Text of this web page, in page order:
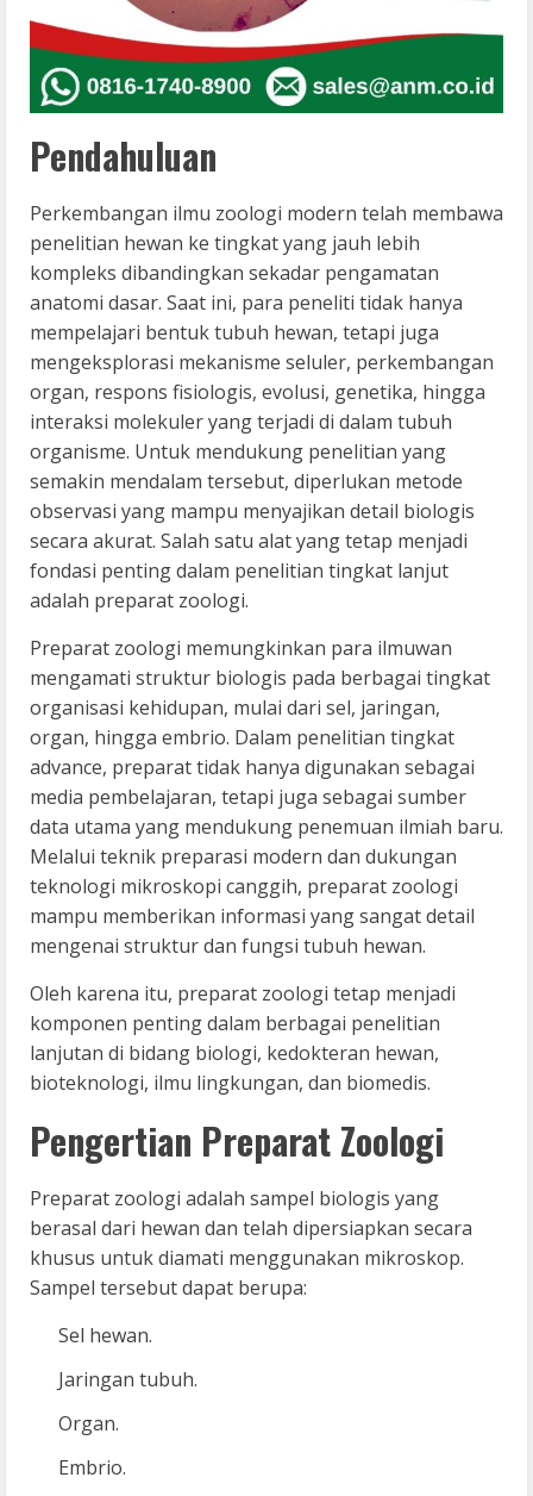
Pendahuluan
Perkembangan ilmu zoologi modern telah membawa
penelitian hewan ke tingkat yang jauh lebih
kompleks dibandingkan sekadar pengamatan
anatomi dasar. Saat ini, para peneliti tidak hanya
mempelajari bentuk tubuh hewan, tetapi juga
mengeksplorasi mekanisme seluler, perkembangan
organ, respons fisiologis, evolusi, genetika, hingga
interaksi molekuler yang terjadi di dalam tubuh
organisme. Untuk mendukung penelitian yang
semakin mendalam tersebut, diperlukan metode
observasi yang mampu menyajikan detail biologis
secara akurat. Salah satu alat yang tetap menjadi
fondasi penting dalam penelitian tingkat lanjut
adalah preparat zoologi.
Preparat zoologi memungkinkan para ilmuwan
mengamati struktur biologis pada berbagai tingkat
organisasi kehidupan, mulai dari sel, jaringan,
organ, hingga embrio. Dalam penelitian tingkat
advance, preparat tidak hanya digunakan sebagai
media pembelajaran, tetapi juga sebagai sumber
data utama yang mendukung penemuan ilmiah baru.
Melalui teknik preparasi modern dan dukungan
teknologi mikroskopi canggih, preparat zoologi
mampu memberikan informasi yang sangat detail
mengenai struktur dan fungsi tubuh hewan.
Oleh karena itu, preparat zoologi tetap menjadi
komponen penting dalam berbagai penelitian
lanjutan di bidang biologi, kedokteran hewan,
bioteknologi, ilmu lingkungan, dan biomedis.
Pengertian Preparat Zoologi
Preparat zoologi adalah sampel biologis yang
berasal dari hewan dan telah dipersiapkan secara
khusus untuk diamati menggunakan mikroskop.
Sampel tersebut dapat berupa:
Sel hewan.
Jaringan tubuh.
Organ.
Embrio.